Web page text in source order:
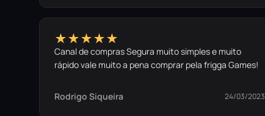
★★★★★
Canal de compras Segura muito simples e muito
rápido vale muito a pena comprar pela frigga Games!
Rodrigo Siqueira 24/03/2023